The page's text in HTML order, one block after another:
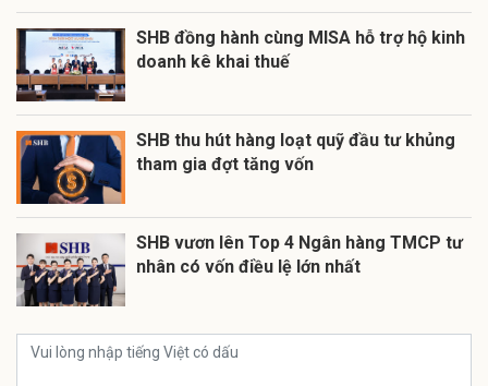
SHB đồng hành cùng MISA hỗ trợ hộ kinh
doanh kê khai thuế
SHB thu hút hàng loạt quỹ đầu tư khủng
tham gia đợt tăng vốn
SHB vươn lên Top 4 Ngân hàng TMCP tư
nhân có vốn điều lệ lớn nhất